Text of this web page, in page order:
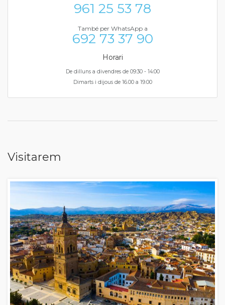
961 25 53 78
També per WhatsApp a
692 73 37 90
Horari
De dilluns a divendres de 09:30 - 14:00
Dimarts i dijous de 16.00 a 19.00
Visitarem